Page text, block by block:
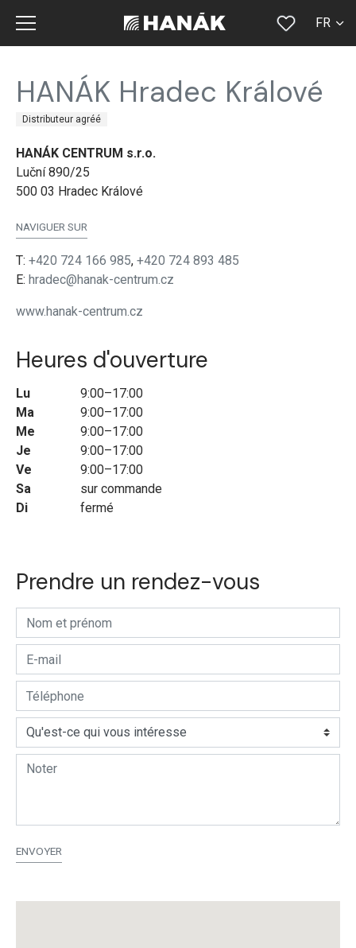
SK
FR
HANÁK Hradec Králové
Distributeur agréé
HANÁK CENTRUM s.r.o.
Luční 890/25
500 03 Hradec Králové
NAVIGUER SUR
T: +420 724 166 985, +420 724 893 485
E: hradec@hanak-centrum.cz
www.hanak-centrum.cz
Heures d'ouverture
Lu
9:00–17:00
Ma
9:00–17:00
Me
9:00–17:00
Je
9:00–17:00
Ve
9:00–17:00
Sa
sur commande
Di
fermé
Prendre un rendez-vous
ENVOYER